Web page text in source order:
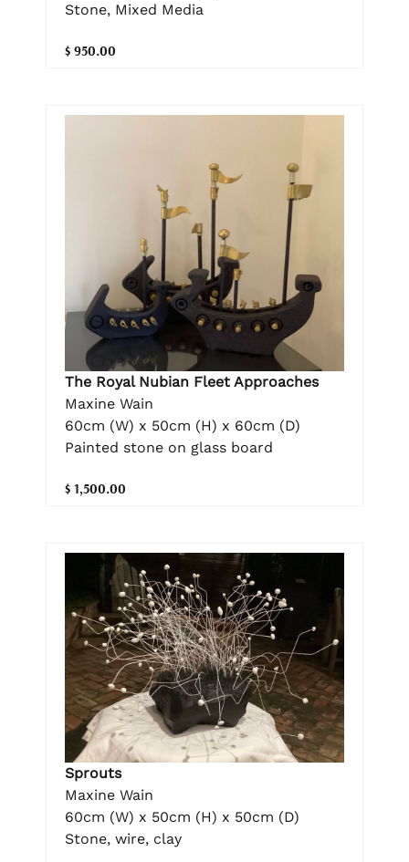
Stone, Mixed Media
$ 950.00
The Royal Nubian Fleet Approaches
Maxine Wain
60cm (W) x 50cm (H) x 60cm (D)
Painted stone on glass board
$ 1,500.00
Sprouts
Maxine Wain
60cm (W) x 50cm (H) x 50cm (D)
Stone, wire, clay